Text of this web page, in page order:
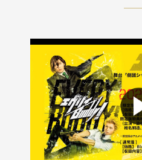
ズのご紹介
2019.09.06
『エヴリィBuddy!』ビジュ
ョウ役・植田圭輔編
2019.09.03
『エヴリィBuddy!』ビジュ
イジ役・染谷俊之編